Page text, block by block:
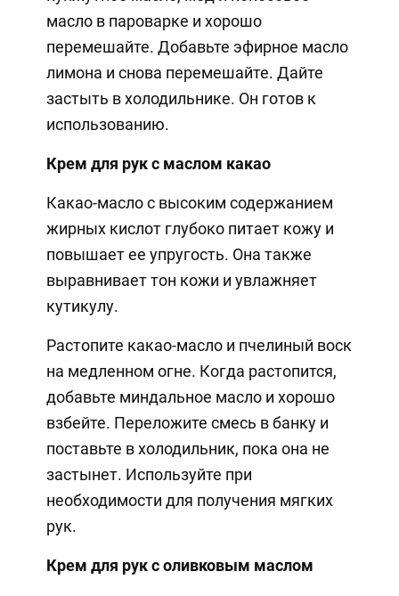
масло в пароварке и хорошо
перемешайте. Добавьте эфирное масло
лимона и снова перемешайте. Дайте
застыть в холодильнике. Он готов к
использованию.
Крем для рук с маслом какао
Какао-масло с высоким содержанием
жирных кислот глубоко питает кожу и
повышает ее упругость. Она также
выравнивает тон кожи и увлажняет
кутикулу.
Растопите какао-масло и пчелиный воск
на медленном огне. Когда растопится,
добавьте миндальное масло и хорошо
взбейте. Переложите смесь в банку и
поставьте в холодильник, пока она не
застынет. Используйте при
необходимости для получения мягких
рук.
Крем для рук с оливковым маслом